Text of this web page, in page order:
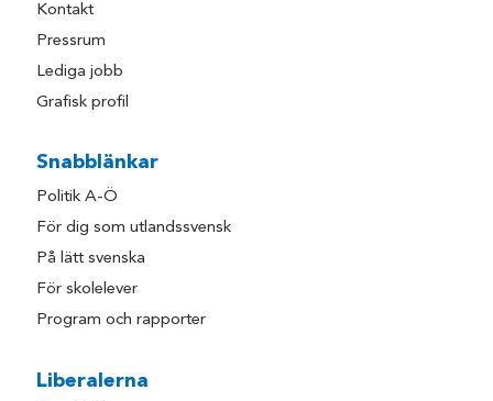
Kontakt
Pressrum
Lediga jobb
Grafisk profil
Snabblänkar
Politik A-Ö
För dig som utlandssvensk
På lätt svenska
För skolelever
Program och rapporter
Liberalerna